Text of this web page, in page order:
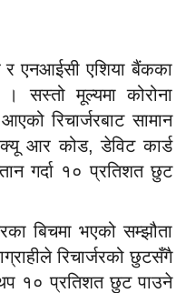
र एनआईसी एशिया बैंकका
सस्तो मूल्यमा कोरोना
रिचार्जरबाट सामान
आर कोड, डेविट कार्ड
गर्दा १० प्रतिशत छुट
बिचमा भएको सम्झौता
रिचार्जरको छुटसँगै
थप १० प्रतिशत छुट पाउने